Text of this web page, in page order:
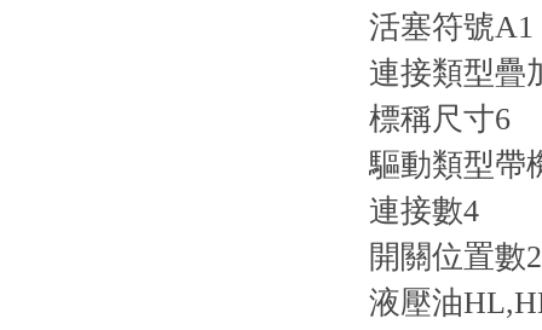
活塞符號
連接類型疊
標稱尺寸6
驅動類型帶
連接數4
開關位置數2
液壓油